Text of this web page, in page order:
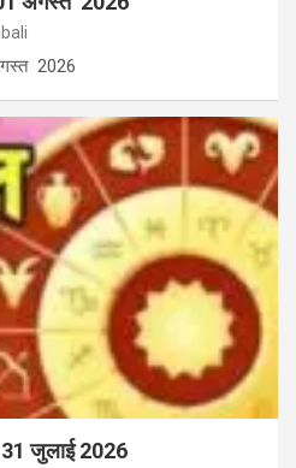
2026
जुलाई 2026